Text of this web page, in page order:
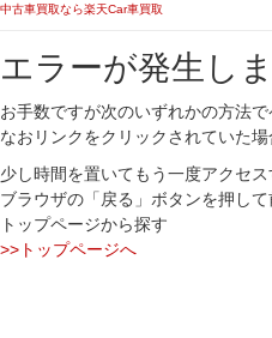
中古車買取なら楽天Car車買取
エラーが発生し
お手数ですが次のいずれかの方法で
なおリンクをクリックされていた
少し時間を置いてもう一度アクセス
ブラウザの「戻る」ボタンを押し
トップページから探す
>>トップページへ